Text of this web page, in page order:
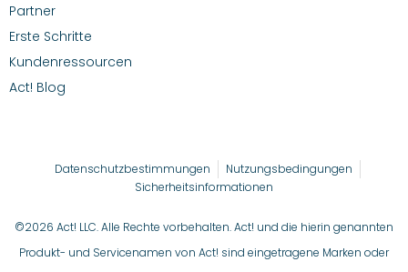
Partner
Erste Schritte
Kundenressourcen
Act! Blog
Datenschutzbestimmungen
Nutzungsbedingungen
Sicherheitsinformationen
©2026 Act! LLC. Alle Rechte vorbehalten. Act! und die hierin genannten
Produkt- und Servicenamen von Act! sind eingetragene Marken oder